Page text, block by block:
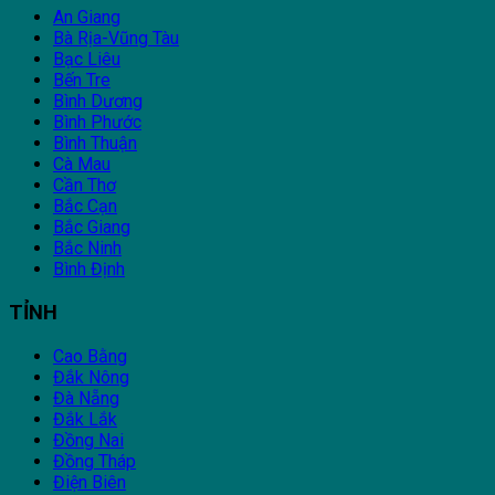
An Giang
Bà Rịa-Vũng Tàu
Bạc Liêu
Bến Tre
Bình Dương
Bình Phước
Bình Thuận
Cà Mau
Cần Thơ
Bắc Cạn
Bắc Giang
Bắc Ninh
Bình Định
TỈNH
Cao Bằng
Đắk Nông
Đà Nẵng
Đắk Lắk
Đồng Nai
Đồng Tháp
Điện Biên